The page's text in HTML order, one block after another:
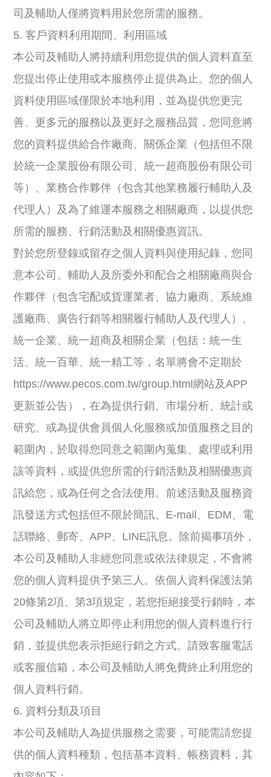
司及輔助人僅將資料用於您所需的服務。
5. 客戶資料利用期間、利用區域
本公司及輔助人將持續利用您提供的個人資料直至
您提出停止使用或本服務停止提供為止。您的個人
資料使用區域僅限於本地利用，並為提供您更完
善、更多元的服務以及更好之服務品質，您同意將
您的資料提供給合作廠商、關係企業（包括但不限
於統一企業股份有限公司、統一超商股份有限公司
等）、業務合作夥伴（包含其他業務履行輔助人及
代理人）及為了維運本服務之相關廠商，以提供您
所需的服務、行銷活動及相關優惠資訊。
對於您所登錄或留存之個人資料與使用紀錄，您同
意本公司、輔助人及所委外和配合之相關廠商與合
作夥伴（包含宅配或貨運業者、協力廠商、系統維
護廠商、廣告行銷等相關履行輔助人及代理人）、
統一企業、統一超商及相關企業（包括：統一生
活、統一百華、統一精工等，名單將會不定期於
https://www.pecos.com.tw/group.html網站及APP
更新並公告），在為提供行銷、市場分析、統計或
研究、或為提供會員個人化服務或加值服務之目的
範圍內，於取得您同意之範圍內蒐集、處理或利用
該等資料，或提供您所需的行銷活動及相關優惠資
訊給您，或為任何之合法使用。前述活動及服務資
訊發送方式包括但不限於簡訊、E-mail、EDM、電
話聯絡、郵寄、APP、LINE訊息。除前揭事項外，
本公司及輔助人非經您同意或依法律規定，不會將
您的個人資料提供予第三人。依個人資料保護法第
20條第2項、第3項規定，若您拒絕接受行銷時，本
公司及輔助人將立即停止利用您的個人資料進行行
銷，並提供您表示拒絕行銷之方式。請致客服電話
或客服信箱，本公司及輔助人將免費終止利用您的
個人資料行銷。
6. 資料分類及項目
本公司及輔助人為提供服務之需要，可能需請您提
供的個人資料種類，包括基本資料、帳務資料，其